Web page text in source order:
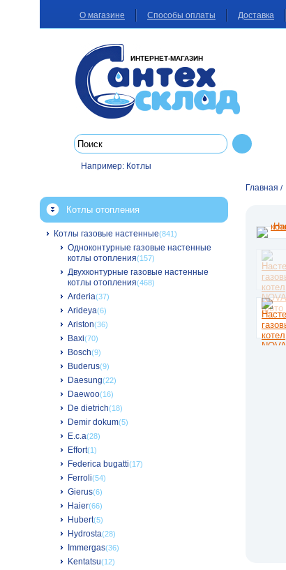
О магазине Способы оплаты Доставка
ИНТЕРНЕТ-МАГАЗИН
Например: Котлы
Главная /
Котлы отопления
Котлы газовые настенные(841)
Одноконтурные газовые настенные
котлы отопления(157)
Двухконтурные газовые настенные
котлы отопления(468)
Arderia(37)
Arideya(6)
Ariston(36)
Baxi(70)
Bosch(9)
Buderus(9)
Daesung(22)
Daewoo(16)
De dietrich(18)
Demir dokum(5)
E.c.a(28)
Effort(1)
Federica bugatti(17)
Ferroli(54)
Gierus(6)
Haier(66)
Hubert(5)
Hydrosta(28)
Immergas(36)
Kentatsu(12)